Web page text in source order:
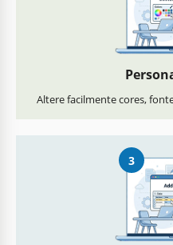
Altere facilmente cores,
3